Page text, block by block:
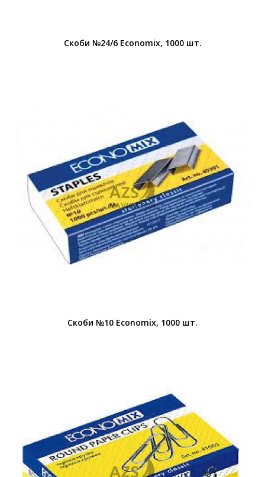
Скоби №24/6 Economiх, 1000 шт.
Скоби №10 Economiх, 1000 шт.